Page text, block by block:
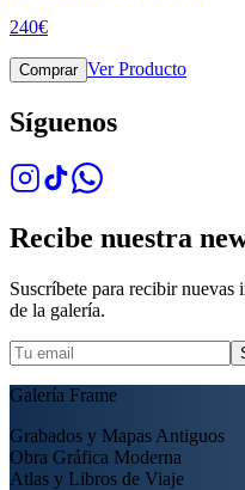
240€
Comprar Ver Producto
Síguenos
Recibe nuestra
Suscríbete para recibir
de la galería.
Galería Frame
Grabados y Mapas Antiguos
Obra Gráfica Moderna
Atlas y Libros de Viaje